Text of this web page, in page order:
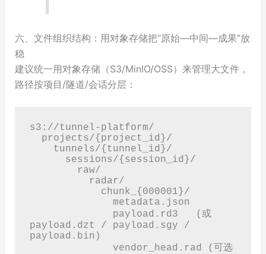
六、文件组织结构：用对象存储把“原始—中间—成果”放
稳
建议统一用对象存储（S3/MinIO/OSS）来管理大文件，
路径按项目/隧道/会话分层：
s3://tunnel-platform/
payload.dzt / payload.sgy /
payload.bin)
              vendor_head.rad (可选